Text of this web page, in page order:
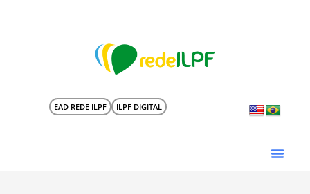
EAD REDE ILPF ILPF DIGITAL